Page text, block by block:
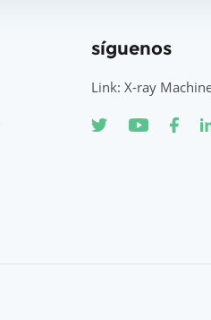
síguenos
Link: X-ray